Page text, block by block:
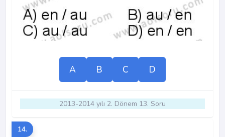
A B C D
2013-2014 yılı 2. Dönem 13. Soru
14.